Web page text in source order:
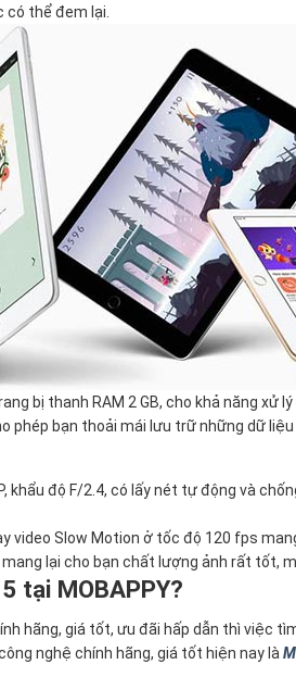
có thể đem lại.
bị thanh RAM 2 GB, cho khả năng
phép bạn thoải mái lưu trữ những dữ
khẩu độ F/2.4, có lấy nét tự động và
video Slow Motion ở tốc độ 120 fps
lại cho bạn chất lượng ảnh rất tốt,
tại MOBAPPY?
hãng, giá tốt, ưu đãi hấp dẫn thì việc
nghệ chính hãng, giá tốt hiện nay là